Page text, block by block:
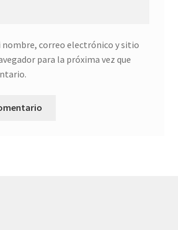
nombre, correo electrónico y sitio
para la próxima vez que